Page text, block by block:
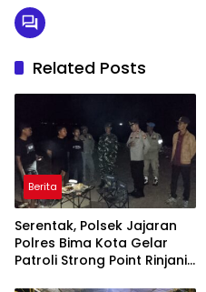
Related Posts
Berita
Serentak, Polsek Jajaran
Polres Bima Kota Gelar
Patroli Strong Point Rinjani